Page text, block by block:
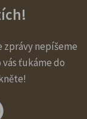
zprávy nepíšeme
ťukáme do